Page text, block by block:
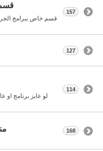
157
127
لو عايز برنامج او
114
168